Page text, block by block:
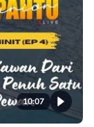
10:07